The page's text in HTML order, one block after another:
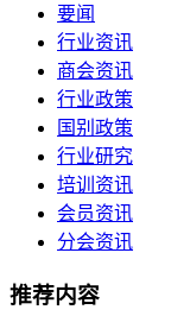
要闻
行业资讯
商会资讯
行业政策
国别政策
行业研究
培训资讯
会员资讯
分会资讯
推荐内容